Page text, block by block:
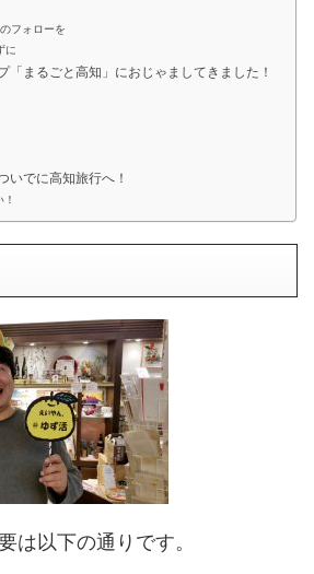
フォローを
に
「まるごと高知」におじゃましてきました！
いでに高知旅行へ！
は以下の通りです。